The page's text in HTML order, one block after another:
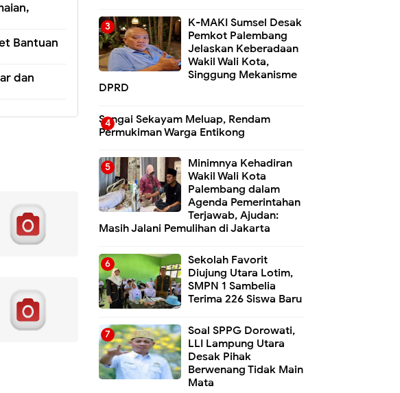
Bantuan
dan
K-MAKI Sumsel Desak
Pemkot Palembang
Jelaskan Keberadaan
Wakil Wali Kota,
Singgung Mekanisme
DPRD
Sungai Sekayam Meluap, Rendam
Permukiman Warga Entikong
Minimnya Kehadiran
Wakil Wali Kota
Palembang dalam
Agenda Pemerintahan
Terjawab, Ajudan:
Masih Jalani Pemulihan di Jakarta
Sekolah Favorit
Diujung Utara Lotim,
SMPN 1 Sambelia
Terima 226 Siswa Baru ‎
Soal SPPG Dorowati,
LLI Lampung Utara
Desak Pihak
Berwenang Tidak Main
Mata